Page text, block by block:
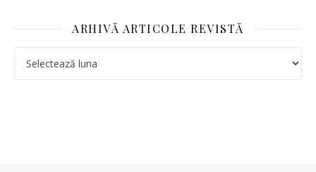
ARHIVĂ ARTICOLE REVISTĂ